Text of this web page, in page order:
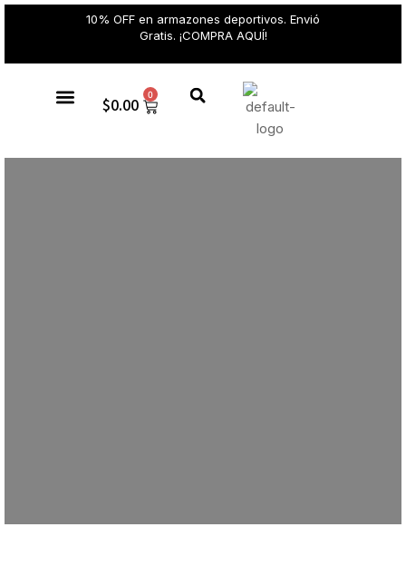
10% OFF en armazones deportivos. Envió
Gratis. ¡COMPRA AQUÍ!
$0.00 0